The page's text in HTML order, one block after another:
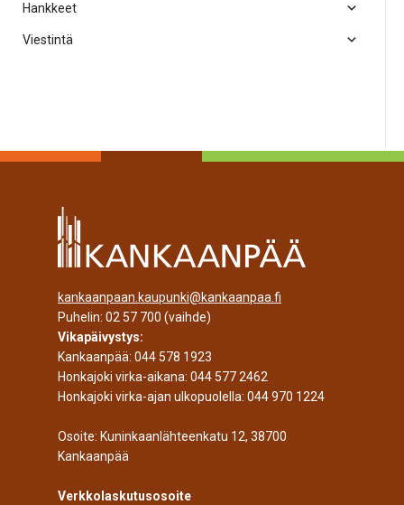
Hankkeet
Viestintä
kankaanpaan.kaupunki@kankaanpaa.fi
Puhelin: 02 57 700 (vaihde)
Vikapäivystys:
Kankaanpää: 044 578 1923
Honkajoki virka-aikana: 044 577 2462
Honkajoki virka-ajan ulkopuolella: 044 970 1224
Osoite: Kuninkaanlähteenkatu 12, 38700
Kankaanpää
Verkkolaskutusosoite